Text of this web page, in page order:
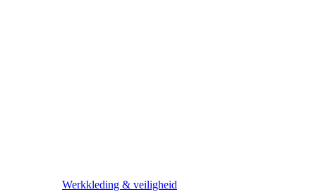
Werkkleding & veiligheid